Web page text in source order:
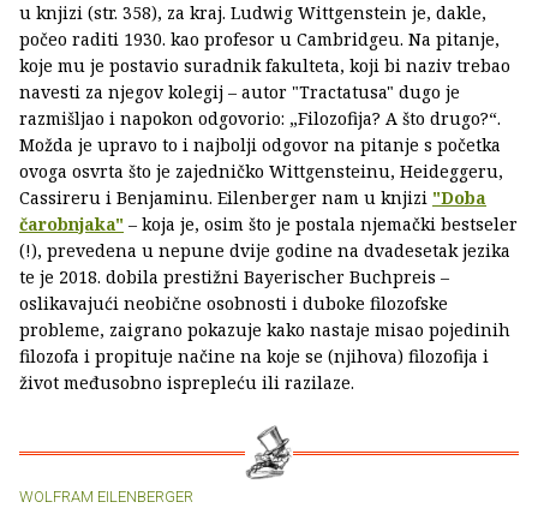
u knjizi (str. 358), za kraj. Ludwig Wittgenstein je, dakle,
počeo raditi 1930. kao profesor u Cambridgeu. Na pitanje,
koje mu je postavio suradnik fakulteta, koji bi naziv trebao
navesti za njegov kolegij – autor "Tractatusa" dugo je
razmišljao i napokon odgovorio: „Filozofija? A što drugo?“.
Možda je upravo to i najbolji odgovor na pitanje s početka
ovoga osvrta što je zajedničko Wittgensteinu, Heideggeru,
Cassireru i Benjaminu. Eilenberger nam u knjizi "Doba
čarobnjaka" – koja je, osim što je postala njemački bestseler
(!), prevedena u nepune dvije godine na dvadesetak jezika
te je 2018. dobila prestižni Bayerischer Buchpreis –
oslikavajući neobične osobnosti i duboke filozofske
probleme, zaigrano pokazuje kako nastaje misao pojedinih
filozofa i propituje načine na koje se (njihova) filozofija i
život međusobno isprepleću ili razilaze.
WOLFRAM EILENBERGER